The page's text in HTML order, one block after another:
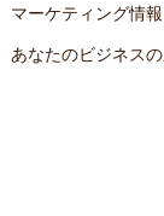
マーケティング情
あなたのビジネス